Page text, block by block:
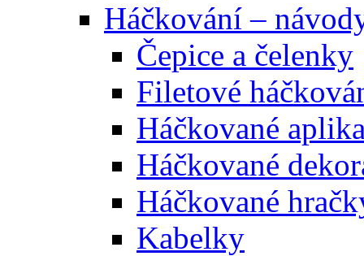
Háčkování –
Čepice a čelenky
Filetové
Háčkované
Háčkované
Háčkované
Kabelky